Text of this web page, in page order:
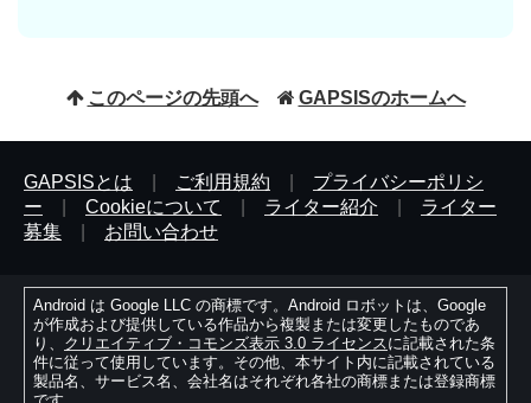
このページの先頭へ GAPSISのホームへ
GAPSISとは ご利用規約
プライバシーポリシ
ー
Cookieについて ライター紹介
ライター
募集
お問い合わせ
Android は Google LLC の商標です。Android ロボットは、Google
が作成および提供している作品から複製または変更したものであ
り、 クリエイティブ・コモンズ表示 3.0 ライセンスに記載された条
件に従って使用しています。その他、本サイト内に記載されている
製品名、サービス名、会社名はそれぞれ各社の商標または登録商標